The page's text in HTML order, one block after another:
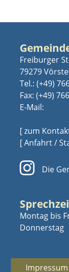
Freiburger
79279
Tel.: (+49)
Fax: (+49)
E-Mail:
[ zum
[ Anfahrt /
Die
Montag bis
Donnerstag
Impressum